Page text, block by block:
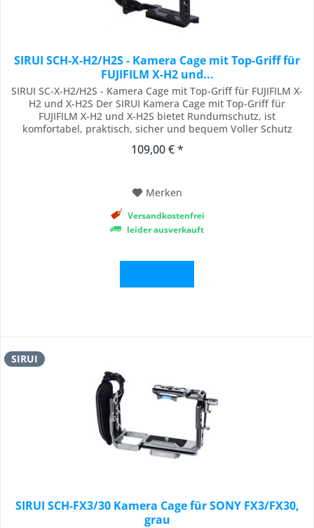
SIRUI SCH-X-H2/H2S - Kamera Cage mit Top-Griff für
FUJIFILM X-H2 und...
SIRUI SC-X-H2/H2S - Kamera Cage mit Top-Griff für FUJIFILM X-
H2 und X-H2S Der SIRUI Kamera Cage mit Top-Griff für
FUJIFILM X-H2 und X-H2S bietet Rundumschutz, ist
komfortabel, praktisch, sicher und bequem Voller Schutz
Kameras ist aus einer Aluminiumlegierung hergestellt. Mit
109,00 € *
Merken
Versandkostenfrei
leider ausverkauft
SIRUI
SIRUI SCH-FX3/30 Kamera Cage für SONY FX3/FX30,
grau